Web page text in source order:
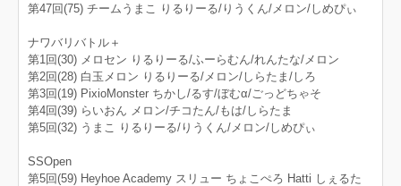
第47回(75) チームうまこ りるりーる/りうくん/メロン/しめぴぃ
ナワバリバトル＋
第1回(30) メロセン りるりーる/ふーらむん/れんたな/メロン
第2回(28) 白玉メロン りるりーる/メロン/しらたま/しろ
第3回(19) PixioMonster ちかし/るす/ぼむα/ごっどちゃそ
第4回(39) らいおん メロン/チコたん/もは/しらたま
第5回(32) うまこ りるりーる/りうくん/メロン/しめぴぃ
SSOpen
第5回(59) Heyhoe Academy スリュー ちょこぺろ Hatti しぇるた